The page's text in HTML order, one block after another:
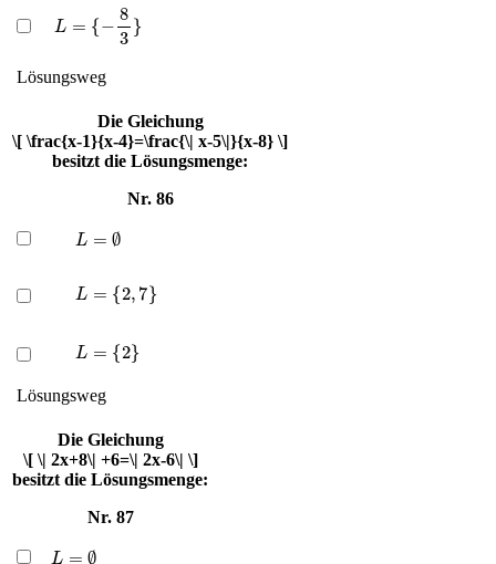
L − 3}
Lösungsweg
Die Gleichung
\[ \frac{x-1}{x-4}=\frac{\| x-5\|}{x-8} \]
besitzt die Lösungsmenge:
Nr. 86
L ∅
L 2,7 }
L 2}
Lösungsweg
Die Gleichung
\[ \| 2x+8\| +6=\| 2x-6\| \]
besitzt die Lösungsmenge:
Nr. 87
L ∅